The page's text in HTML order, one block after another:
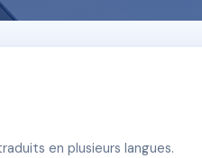
en plusieurs langues.